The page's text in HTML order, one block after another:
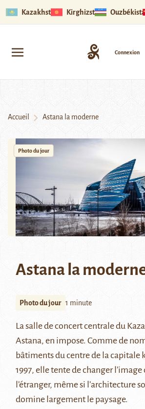
Kazakhstan Kirghizstan
Connexion
Accueil Astana la moderne
Photo du jour
Astana la
Photo du jour 1 minute
La salle de concert centrale du
Astana, en impose. Comme de
bâtiments du centre de la capitale
1997, elle tente de changer l’image
l’étranger, même si l’architecture
domine largement le paysage.